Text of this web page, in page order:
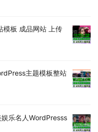
模板 成品网站 上传
主题模板整站
乐名人WordPresss